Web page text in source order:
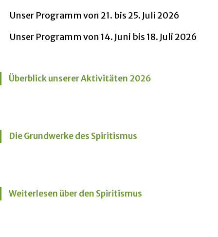
Unser Programm von 21. bis 25. Juli 2026
Unser Programm von 14. Juni bis 18. Juli 2026
Überblick unserer Aktivitäten 2026
Die Grundwerke des Spiritismus
Weiterlesen über den Spiritismus